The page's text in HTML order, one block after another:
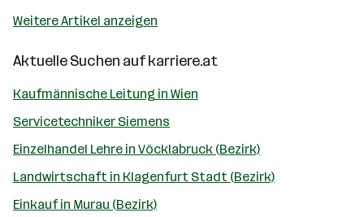
Weitere Artikel anzeigen
Aktuelle Suchen aufkarriere.at
Kaufmännische Leitung in Wien
Servicetechniker Siemens
Einzelhandel Lehre in Vöcklabruck (Bezirk)
Landwirtschaft in Klagenfurt Stadt (Bezirk)
Einkauf in Murau (Bezirk)